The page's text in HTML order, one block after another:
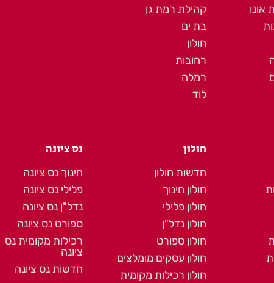
אונו
קהילת רמת גן
בת ים
חולון
רחובות
רמלה
לוד
חולון
חדשות חולון
חולון חינוך
חולון פלילי
חולון נדל"ן
חולון ספורט
חולון עסקים מומלצים
חולון רכילות מקומית
נס ציונה
חינוך נס ציונה
פלילי נס ציונה
נדל"ן נס ציונה
ספורט נס ציונה
רכילות מקומית נס
ציונה
חדשות נס ציונה